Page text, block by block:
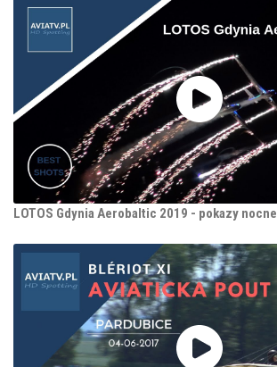
LOTOS Gdynia Aerobaltic 2019 - pokazy nocne